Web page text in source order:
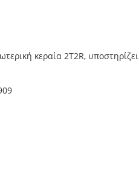
κεραία 2T2R, υποστηρίζει